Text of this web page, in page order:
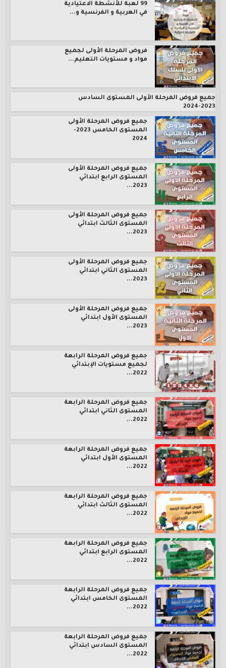
99 لعبة للأنشطة الاعتيادية
في العربية و الفرنسية و...
فروض المرحلة الأولى لجميع
مواد و مستويات التعليم...
جميع فروض المرحلة الأولى المستوى السادس
2023-2024
جميع فروض المرحلة الأولى
المستوى الخامس 2023-
2024
جميع فروض المرحلة الأولى
المستوى الرابع ابتدائي
2023...
جميع فروض المرحلة الأولى
المستوى الثالث ابتدائي
2023...
جميع فروض المرحلة الأولى
المستوى الثاني ابتدائي
2023...
جميع فروض المرحلة الأولى
المستوى الأول ابتدائي
2023...
جميع فروض المرحلة الرابعة
لجميع مستويات الإبتدائي
2022...
جميع فروض المرحلة الرابعة
المستوى الثاني ابتدائي
2022...
جميع فروض المرحلة الرابعة
المستوى الأول ابتدائي
2022...
جميع فروض المرحلة الرابعة
المستوى الثالث ابتدائي
2022...
جميع فروض المرحلة الرابعة
المستوى الرابع ابتدائي
2022...
جميع فروض المرحلة الرابعة
المستوى الخامس ابتدائي
2022...
جميع فروض المرحلة الرابعة
المستوى السادس ابتدائي
2022...